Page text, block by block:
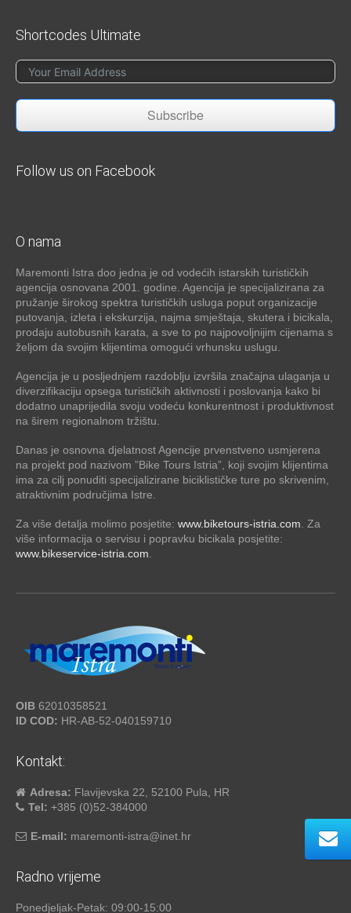
Shortcodes Ultimate
Subscribe
Follow us on Facebook
O nama
Maremonti Istra doo jedna je od vodećih istarskih turističkih
agencija osnovana 2001. godine. Agencija je specijalizirana za
pružanje širokog spektra turističkih usluga poput organizacije
putovanja, izleta i ekskurzija, najma smještaja, skutera i bicikala,
prodaju autobusnih karata, a sve to po najpovoljnijim cijenama s
željom da svojim klijentima omogući vrhunsku uslugu.
Agencija je u posljednjem razdoblju izvršila značajna ulaganja u
diverzifikaciju opsega turističkih aktivnosti i poslovanja kako bi
dodatno unaprijedila svoju vodeću konkurentnost i produktivnost
na širem regionalnom tržištu.
Danas je osnovna djelatnost Agencije prvenstveno usmjerena
na projekt pod nazivom ”Bike Tours Istria”, koji svojim klijentima
ima za cilj ponuditi specijalizirane biciklističke ture po skrivenim,
atraktivnim područjima Istre.
Za više detalja molimo posjetite: www.biketours-istria.com. Za
više informacija o servisu i popravku bicikala posjetite:
www.bikeservice-istria.com.
OIB 62010358521
ID COD: HR-AB-52-040159710
Kontakt:
Adresa: Flavijevska 22, 52100 Pula, HR
Tel: +385 (0)52-384000
E-mail: maremonti-istra@inet.hr
Radno vrijeme
Ponedjeljak-Petak: 09:00-15:00